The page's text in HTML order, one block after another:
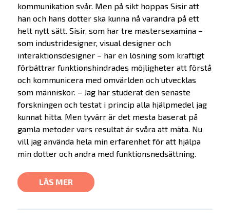
kommunikation svår. Men på sikt hoppas Sisir att
han och hans dotter ska kunna nå varandra på ett
helt nytt sätt. Sisir, som har tre mastersexamina –
som industridesigner, visual designer och
interaktionsdesigner – har en lösning som kraftigt
förbättrar funktionshindrades möjligheter att förstå
och kommunicera med omvärlden och utvecklas
som människor. – Jag har studerat den senaste
forskningen och testat i princip alla hjälpmedel jag
kunnat hitta. Men tyvärr är det mesta baserat på
gamla metoder vars resultat är svåra att mäta. Nu
vill jag använda hela min erfarenhet för att hjälpa
min dotter och andra med funktionsnedsättning.
LÄS MER